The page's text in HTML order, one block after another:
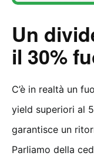
Un
il 30%
C’è in realtà un
yield superiori al
garantisce un
Parliamo della